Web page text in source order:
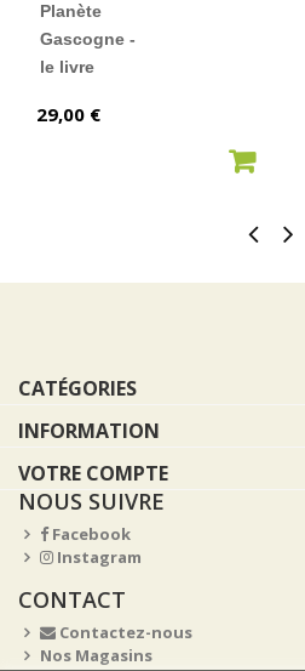
Planète
Gascogne -
le livre
Prix
29,00 €
CATÉGORIES
INFORMATION
VOTRE COMPTE
NOUS SUIVRE
Facebook
Instagram
CONTACT
Contactez-nous
Nos Magasins